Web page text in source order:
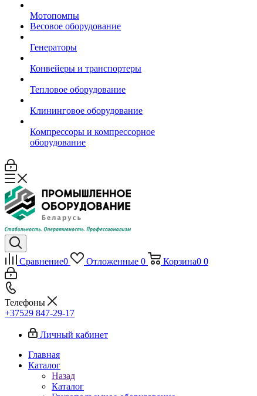
Мотопомпы
Весовое оборудование
Генераторы
Конвейеры и транспортеры
Тепловое оборудование
Клининговое оборудование
Компрессоры и компрессорное
оборудование
Сравнение0 Отложенные 0 Корзина0 0
Телефоны
+37529 847-29-17‬
Личный кабинет
Главная
Каталог
Назад
Каталог